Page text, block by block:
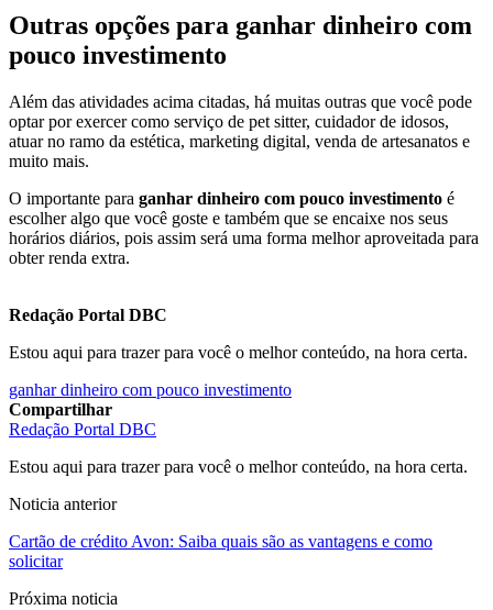
Outras opções para ganhar dinheiro com
pouco investimento
Além das atividades acima citadas, há muitas outras que você pode
optar por exercer como serviço de pet sitter, cuidador de idosos,
atuar no ramo da estética, marketing digital, venda de artesanatos e
muito mais.
O importante para ganhar dinheiro com pouco investimento é
escolher algo que você goste e também que se encaixe nos seus
horários diários, pois assim será uma forma melhor aproveitada para
obter renda extra.
Redação Portal DBC
Estou aqui para trazer para você o melhor conteúdo, na hora certa.
ganhar dinheiro com pouco investimento
Compartilhar
Redação Portal DBC
Estou aqui para trazer para você o melhor conteúdo, na hora certa.
Noticia anterior
Cartão de crédito Avon: Saiba quais são as vantagens e como
solicitar
Próxima noticia